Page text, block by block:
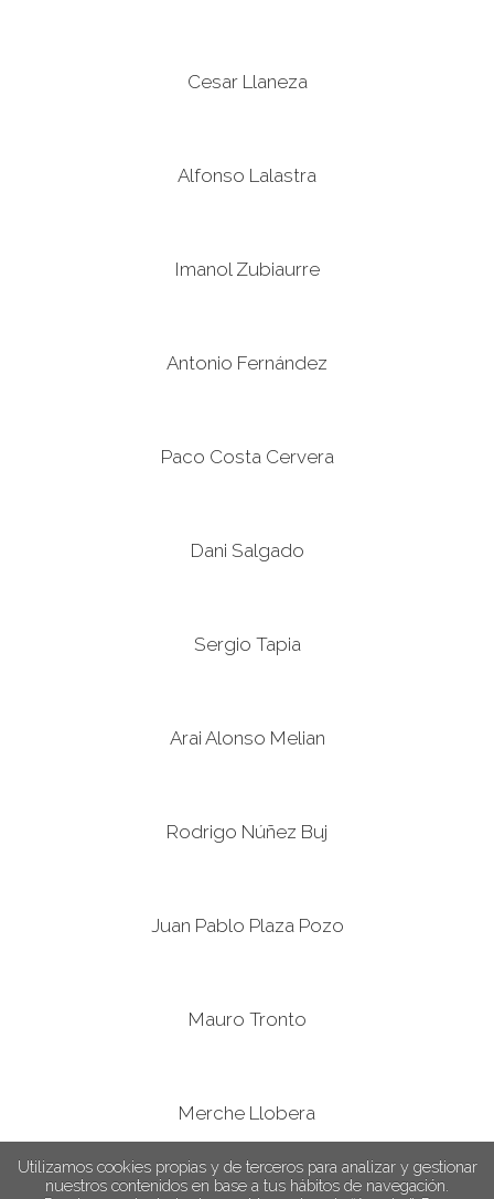
Cesar Llaneza
Alfonso Lalastra
Imanol Zubiaurre
Antonio Fernández
Paco Costa Cervera
Dani Salgado
Sergio Tapia
Arai Alonso Melian
Rodrigo Núñez Buj
Juan Pablo Plaza Pozo
Mauro Tronto
Merche Llobera
Utilizamos cookies propias y de terceros para analizar y gestionar
nuestros contenidos en base a tus hábitos de navegación.